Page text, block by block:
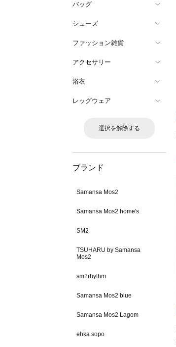
バッグ
シューズ
ファッション雑貨
アクセサリー
浴衣
レッグウェア
選択を解除する
ブランド
Samansa Mos2
Samansa Mos2 home's
SM2
TSUHARU by Samansa
Mos2
sm2rhythm
Samansa Mos2 blue
Samansa Mos2 Lagom
ehka sopo